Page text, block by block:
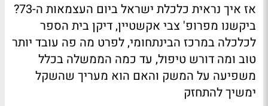
אז איך נראית כלכלת ישראל ביום העצמאות ה-73?
ביקשנו מפרופ' צבי אקשטיין, דיקן בית הספר
לכלכלה במרכז הבינתחומי, לפרט מה פה עובד יותר
טוב ומה דורש טיפול, עד כמה הממשלה בכלל
משפיעה על המשק והאם הוא מעריך שהשקל
ימשיך להתחזק